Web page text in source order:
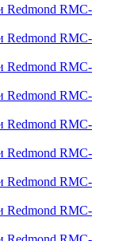
Redmond RMC-
Redmond RMC-
Redmond RMC-
Redmond RMC-
Redmond RMC-
Redmond RMC-
Redmond RMC-
Redmond RMC-